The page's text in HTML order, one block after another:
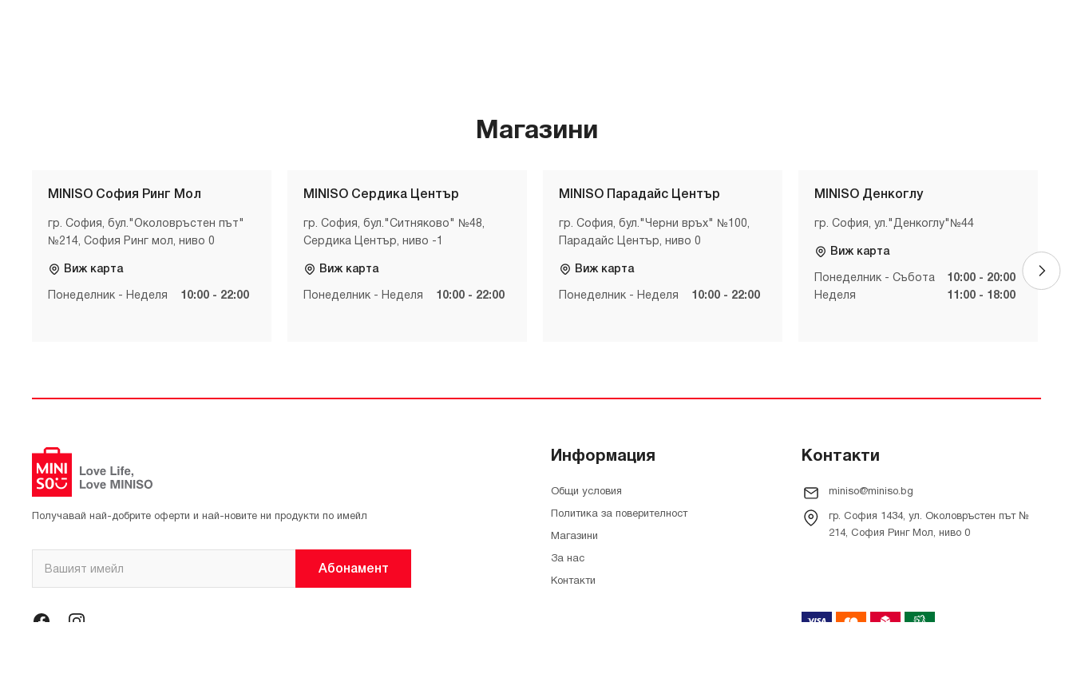
Магазини
MINISO София Ринг Мол
гр. София, бул."Околовръстен път"
№214, София Ринг мол, ниво 0
Виж карта
Понеделник - Неделя 10:00 - 22:00
MINISO Сердика Център
гр. София, бул."Ситняково" №48,
Сердика Център, ниво -1
Виж карта
Понеделник - Неделя 10:00 - 22:00
MINISO Парадайс Център
гр. София, бул."Черни връх" №100,
Парадайс Център, ниво 0
Виж карта
Понеделник - Неделя 10:00 - 22:00
MINISO Денкоглу
гр. София, ул."Денкоглу"№44
Виж карта
Понеделник - Събота
10:00 - 20:00
Неделя
11:00 - 18:00
Получавай най-добрите оферти и най-новите ни продукти по имейл
Абонамент
Информация
Общи условия
Политика за поверителност
Магазини
За нас
Контакти
Контакти
miniso@miniso.bg
гр. София 1434, ул. Околовръстен път №
214, София Ринг Мол, ниво 0